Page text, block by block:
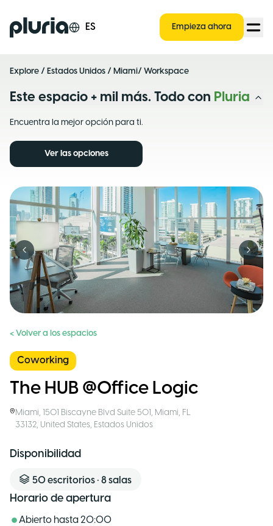
Logo Pluria ES Empieza ahora
Explore / Estados Unidos / Miami/ Workspace
Este espacio + mil más. Todo con Pluria
Encuentra la mejor opción para ti.
Ver las opciones
Previous slide Next
< Volver a los espacios
Coworking
The HUB @Office Logic
Miami, 1501 Biscayne Blvd Suite 501, Miami, FL
33132, United States, Estados Unidos
Disponibilidad
50escritorios • 8salas
Horario de apertura
Abierto hasta20:00